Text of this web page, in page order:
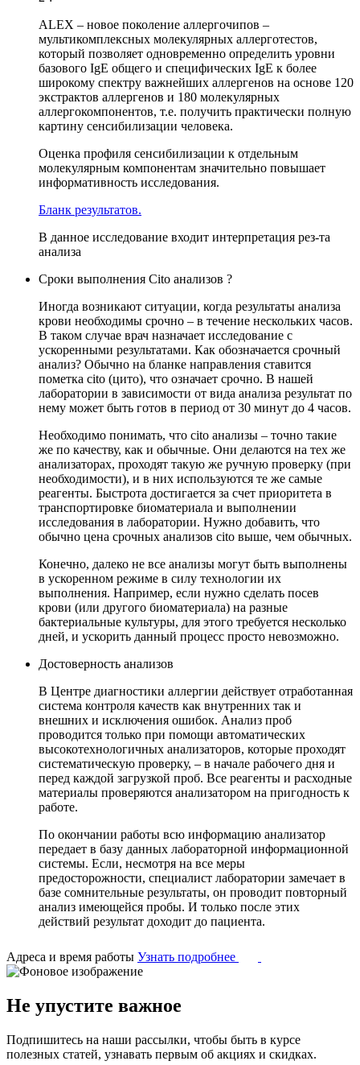
ALEX – новое поколение аллергочипов –
мультикомплексных молекулярных аллерготестов,
который позволяет одновременно определить уровни
базового IgE общего и специфических IgE к более
широкому спектру важнейших аллергенов на основе 120
экстрактов аллергенов и 180 молекулярных
аллергокомпонентов, т.е. получить практически полную
картину сенсибилизации человека.
Оценка профиля сенсибилизации к отдельным
молекулярным компонентам значительно повышает
информативность исследования.
Бланк результатов.
В данное исследование входит интерпретация рез-та
анализа
Сроки выполнения Cito анализов ?
Иногда возникают ситуации, когда результаты анализа
крови необходимы срочно – в течение нескольких часов.
В таком случае врач назначает исследование с
ускоренными результатами. Как обозначается срочный
анализ? Обычно на бланке направления ставится
пометка cito (цито), что означает срочно. В нашей
лаборатории в зависимости от вида анализа результат по
нему может быть готов в период от 30 минут до 4 часов.
Необходимо понимать, что cito анализы – точно такие
же по качеству, как и обычные. Они делаются на тех же
анализаторах, проходят такую же ручную проверку (при
необходимости), и в них используются те же самые
реагенты. Быстрота достигается за счет приоритета в
транспортировке биоматериала и выполнении
исследования в лаборатории. Нужно добавить, что
обычно цена срочных анализов cito выше, чем обычных.
Конечно, далеко не все анализы могут быть выполнены
в ускоренном режиме в силу технологии их
выполнения. Например, если нужно сделать посев
крови (или другого биоматериала) на разные
бактериальные культуры, для этого требуется несколько
дней, и ускорить данный процесс просто невозможно.
Достоверность анализов
В Центре диагностики аллергии действует отработанная
система контроля качеств как внутренних так и
внешних и исключения ошибок. Анализ проб
проводится только при помощи автоматических
высокотехнологичных анализаторов, которые проходят
систематическую проверку, – в начале рабочего дня и
перед каждой загрузкой проб. Все реагенты и расходные
материалы проверяются анализатором на пригодность к
работе.
По окончании работы всю информацию анализатор
передает в базу данных лабораторной информационной
системы. Если, несмотря на все меры
предосторожности, специалист лаборатории замечает в
базе сомнительные результаты, он проводит повторный
анализ имеющейся пробы. И только после этих
действий результат доходит до пациента.
Адреса и время работы Узнать подробнее
Не упустите важное
Подпишитесь на наши рассылки, чтобы быть в курсе
полезных статей, узнавать первым об акциях и скидках.